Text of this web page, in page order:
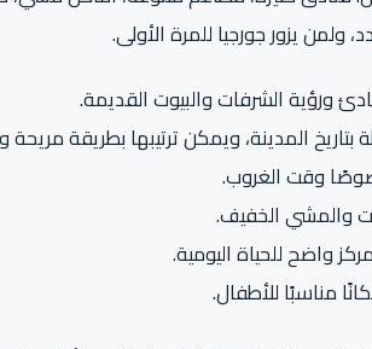
ولمن يزور جورجيا للمرة الأولى.
ورؤية الشرفات والبيوت القديمة.
بتاريخ المدينة، ويمكن ترتيبها بطريقة
وقت الغروب.
والمشي الخفيف.
واضح للحياة اليومية.
مناسبًا للأطفال.